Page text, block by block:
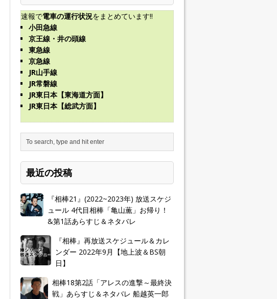
速報で電車の運行状況をまとめています!!
小田急線
京王線・井の頭線
東急線
京急線
JR山手線
JR常磐線
JR東日本【東海道方面】
JR東日本【総武方面】
最近の投稿
『相棒21』(2022~2023年) 放送スケジ
ュール 4代目相棒「亀山薫」お帰り！
&第1話あらすじ＆ネタバレ
『相棒』再放送スケジュール＆カレ
ンダー 2022年9月【地上波＆BS朝
日】
相棒18第2話「アレスの進撃～最終決
戦」あらすじ＆ネタバレ 船越英一郎